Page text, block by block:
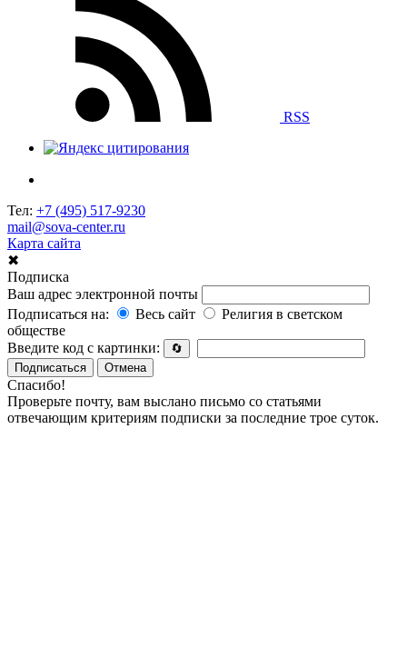
RSS
Тел: +7 (495) 517-9230
mail@sova-center.ru
Карта сайта
✖
Подписка
Ваш адрес электронной почты
Подписаться на:
Весь сайт
Религия в светском
обществе
Введите код с картинки:
🔄
Подписаться
Отмена
Спасибо!
Проверьте почту, вам выслано письмо со статьями
отвечающим критериям подписки за последние трое суток.